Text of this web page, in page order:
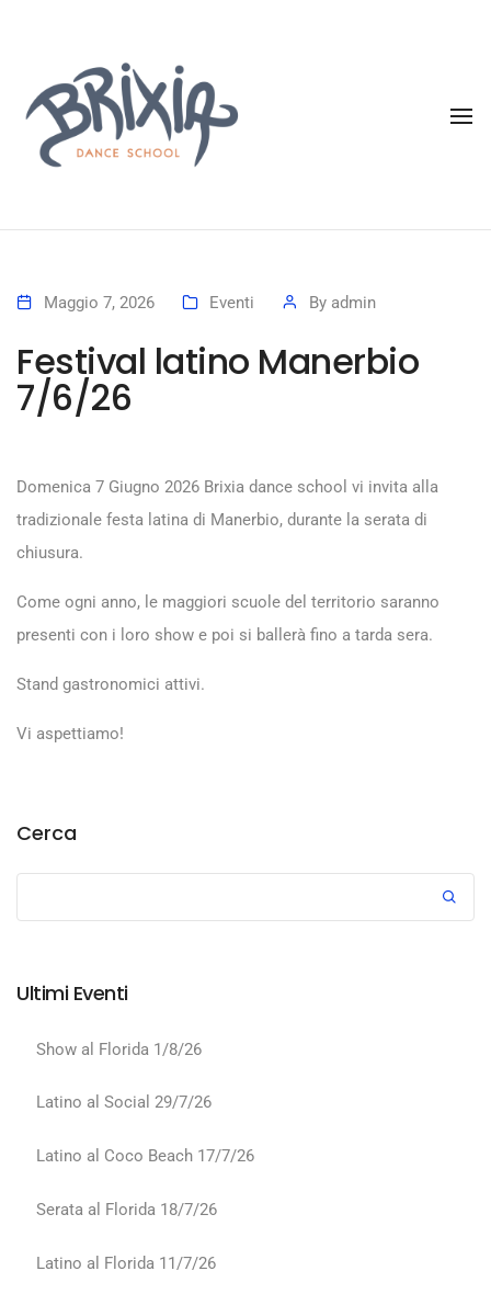
Maggio 7, 2026 Eventi By admin
Festival latino Manerbio
7/6/26
Domenica 7 Giugno 2026 Brixia dance school vi invita alla
tradizionale festa latina di Manerbio, durante la serata di
chiusura.
Come ogni anno, le maggiori scuole del territorio saranno
presenti con i loro show e poi si ballerà fino a tarda sera.
Stand gastronomici attivi.
Vi aspettiamo!
Cerca
Ultimi Eventi
Show al Florida 1/8/26
Latino al Social 29/7/26
Latino al Coco Beach 17/7/26
Serata al Florida 18/7/26
Latino al Florida 11/7/26